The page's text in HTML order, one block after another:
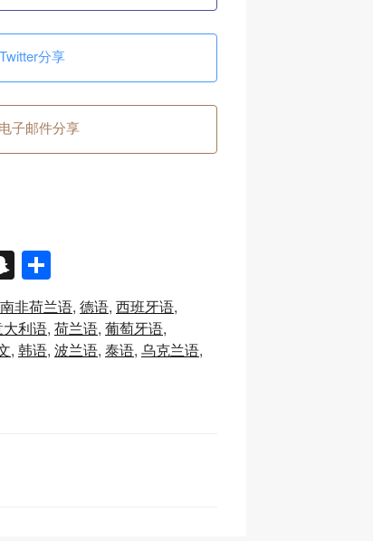
分享
子邮件分享
S
n
a
p
享
南非荷兰语 德语 西班牙语
大利语 荷兰语 葡萄牙语
韩语 波兰语 泰语 乌克兰语